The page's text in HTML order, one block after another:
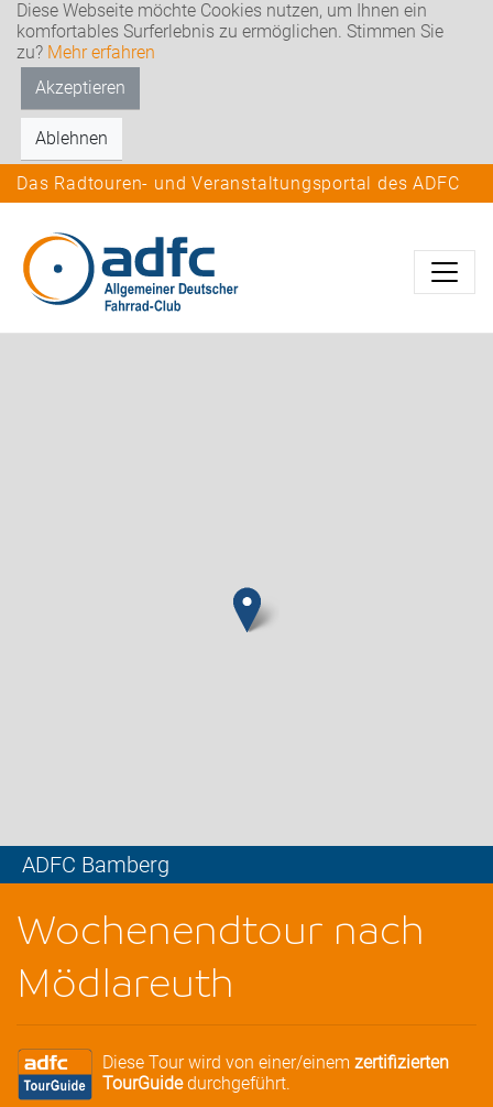
Diese Webseite möchte Cookies nutzen, um Ihnen ein
komfortables Surferlebnis zu ermöglichen. Stimmen Sie
zu? Mehr erfahren
Akzeptieren
Ablehnen
Das Radtouren- und Veranstaltungsportal des ADFC
ADFC Bamberg
Wochenendtour nach
Mödlareuth
Diese Tour wird von einer/einem zertifizierten
TourGuidedurchgeführt.